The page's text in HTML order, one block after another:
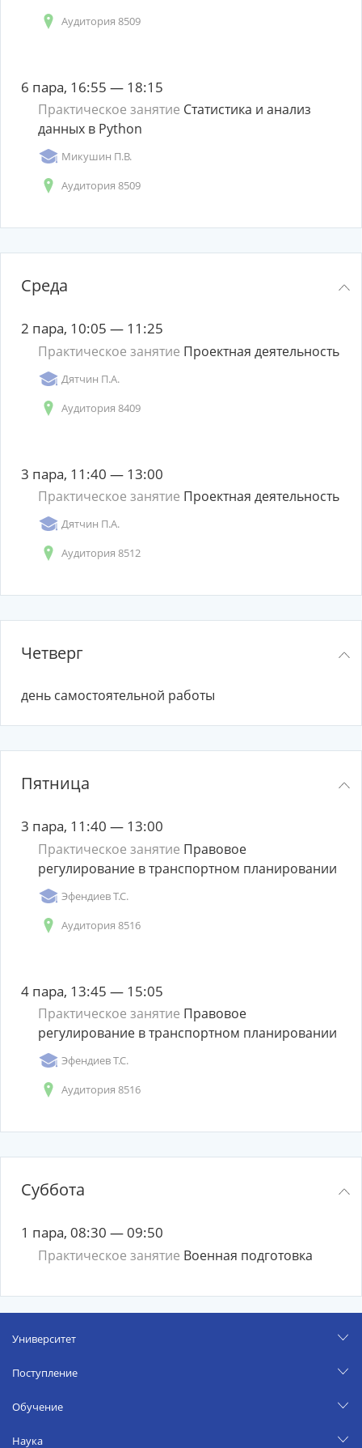
Аудитория 8509
6 пара, 16:55 — 18:15
Практическое занятие Статистика и анализ
данных в Python
Микушин П.В.
Аудитория 8509
Среда
2 пара, 10:05 — 11:25
Практическое занятие Проектная деятельность
Дятчин П.А.
Аудитория 8409
3 пара, 11:40 — 13:00
Практическое занятие Проектная деятельность
Дятчин П.А.
Аудитория 8512
Четверг
день самостоятельной работы
Пятница
3 пара, 11:40 — 13:00
Практическое занятие Правовое
регулирование в транспортном планировании
Эфендиев Т.С.
Аудитория 8516
4 пара, 13:45 — 15:05
Практическое занятие Правовое
регулирование в транспортном планировании
Эфендиев Т.С.
Аудитория 8516
Суббота
1 пара, 08:30 — 09:50
Практическое занятие Военная подготовка
Университет
Поступление
Обучение
Наука